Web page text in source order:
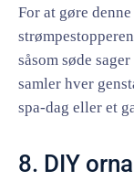
For at gøre
såsom søde
samler hver
spa-dag eller et
8. DIY